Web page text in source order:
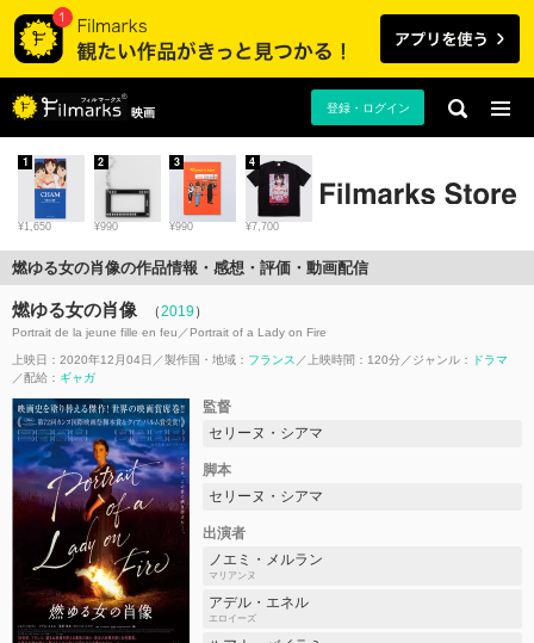
映画 登録・ログイン
¥1,650
1
¥990
2
¥990
3
¥7,700
4
燃ゆる女の肖像の作品情報・感想・評価・動画配信
燃ゆる女の肖像 （2019）
Portrait de la jeune fille en feu／Portrait of a Lady on Fire
上映日：2020年12月04日 製作国・地域： フランス 上映時間：120分 ジャンル：
ドラマ
配給： ギャガ
監督
セリーヌ・シアマ
脚本
セリーヌ・シアマ
出演者
ノエミ・メルラン
マリアンヌ
アデル・エネル
エロイーズ